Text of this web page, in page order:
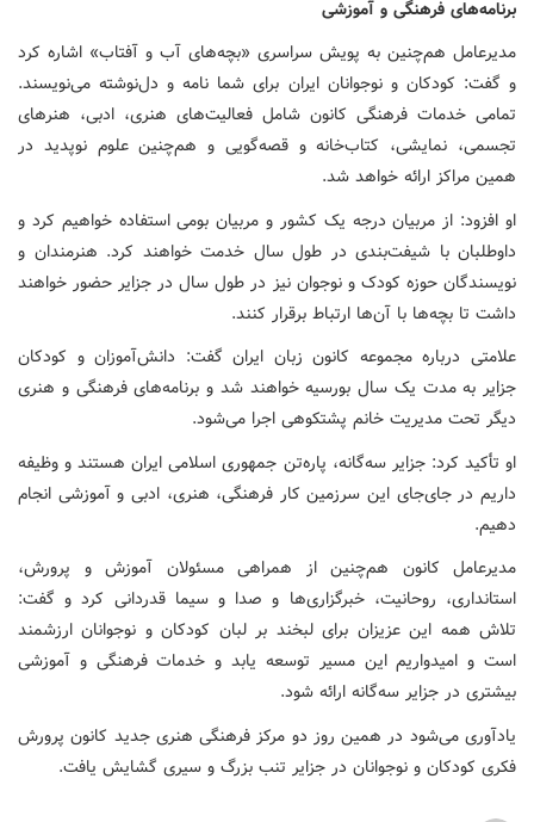
برنامه‌های فرهنگی و آموزشی
مدیرعامل هم‌چنین به پویش سراسری «بچه‌های آب و آفتاب» اشاره کرد
و گفت: کودکان و نوجوانان ایران برای شما نامه و دل‌نوشته می‌نویسند.
تمامی خدمات فرهنگی کانون شامل فعالیت‌های هنری، ادبی، هنرهای
تجسمی، نمایشی، کتاب‌خانه و قصه‌گویی و هم‌چنین علوم نوپدید در
همین مراکز ارائه خواهد شد.
او افزود: از مربیان درجه یک کشور و مربیان بومی استفاده خواهیم کرد و
داوطلبان با شیفت‌بندی در طول سال خدمت خواهند کرد. هنرمندان و
نویسندگان حوزه کودک و نوجوان نیز در طول سال در جزایر حضور خواهند
داشت تا بچه‌ها با آن‌ها ارتباط برقرار کنند.
علامتی درباره مجموعه کانون زبان ایران گفت: دانش‌آموزان و کودکان
جزایر به مدت یک سال بورسیه خواهند شد و برنامه‌های فرهنگی و هنری
دیگر تحت مدیریت خانم پشتکوهی اجرا می‌شود.
او تأکید کرد: جزایر سه‌گانه، پاره‌تن جمهوری اسلامی ایران هستند و وظیفه
داریم در جای‌جای این سرزمین کار فرهنگی، هنری، ادبی و آموزشی انجام
دهیم.
مدیرعامل کانون هم‌چنین از همراهی مسئولان آموزش و پرورش،
استانداری، روحانیت، خبرگزاری‌ها و صدا و سیما قدردانی کرد و گفت:
تلاش همه این عزیزان برای لبخند بر لبان کودکان و نوجوانان ارزشمند
است و امیدواریم این مسیر توسعه یابد و خدمات فرهنگی و آموزشی
بیشتری در جزایر سه‌گانه ارائه شود.
یادآوری می‌شود در همین روز دو مرکز فرهنگی هنری جدید کانون پرورش
فکری کودکان و نوجوانان در جزایر تنب بزرگ و سیری گشایش یافت.